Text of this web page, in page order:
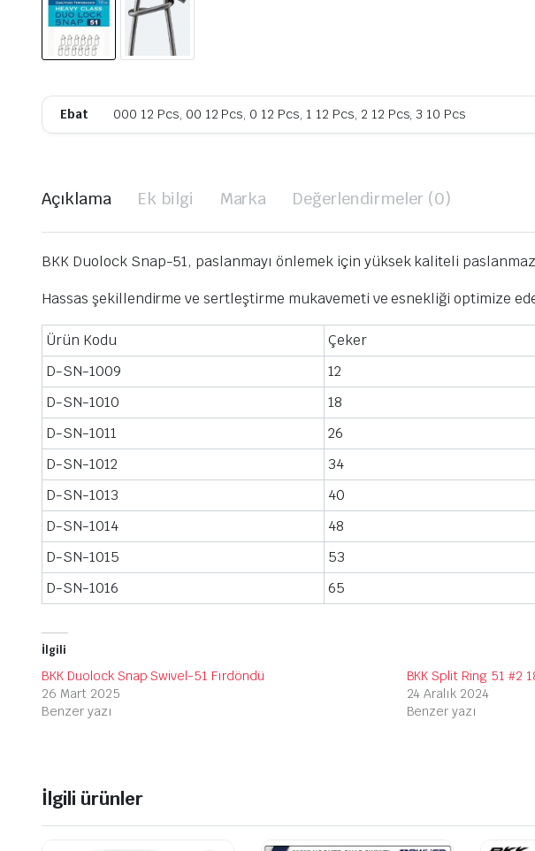
Ebat 000 12 Pcs, 00 12 Pcs, 0 12 Pcs, 1 12 Pcs, 2 12 Pcs, 3 10 Pcs
Açıklama Ek bilgi Marka Değerlendirmeler (0)
BKK Duolock Snap-51, paslanmayı önlemek için yüksek kaliteli
Hassas şekillendirme ve sertleştirme mukavemeti ve esnekliği optimize
Ürün Kodu Çeker
D-SN-1009
12
D-SN-1010
18
D-SN-1011
26
D-SN-1012
34
D-SN-1013
40
D-SN-1014
48
D-SN-1015
53
D-SN-1016
65
İlgili
BKK Duolock Snap Swivel-51 Fırdöndü
26 Mart 2025
Benzer yazı
BKK Split Ring 51 #2
24 Aralık 2024
Benzer yazı
İlgili ürünler